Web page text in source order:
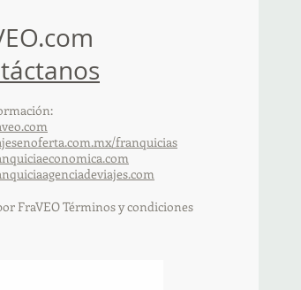
franquicias
FraVEO Términos y condiciones